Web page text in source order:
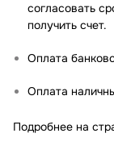
согласовать
получить счет.
Оплата
Оплата
Подробнее на